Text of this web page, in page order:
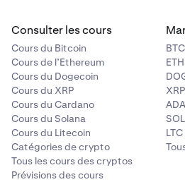
Consulter les cours
Cours du Bitcoin
Cours de l’Ethereum
Cours du Dogecoin
Cours du XRP
Cours du Cardano
Cours du Solana
Cours du Litecoin
Catégories de crypto
Tous les cours des cryptos
Prévisions des cours